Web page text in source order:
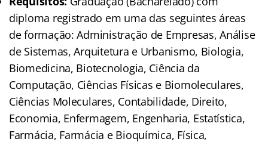
diploma registrado em uma das seguintes áreas
de formação: Administração de Empresas, Análise
de Sistemas, Arquitetura e Urbanismo, Biologia,
Biomedicina, Biotecnologia, Ciência da
Computação, Ciências Físicas e Biomoleculares,
Ciências Moleculares, Contabilidade, Direito,
Economia, Enfermagem, Engenharia, Estatística,
Farmácia, Farmácia e Bioquímica, Física,